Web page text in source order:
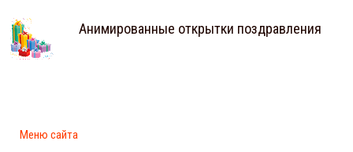
Анимированные открытки поздравления
Меню сайта